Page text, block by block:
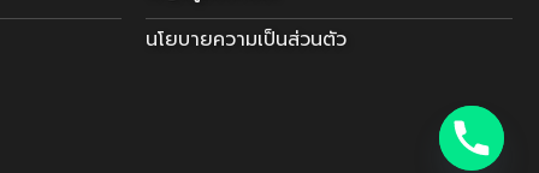
นโยบายความเป็นส่วนตัว